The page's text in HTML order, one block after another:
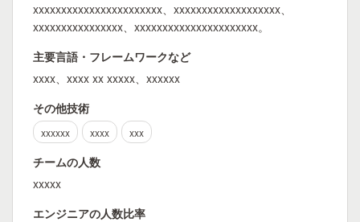
xxxxxxxxxxxxxxxxxxxxxxx、xxxxxxxxxxxxxxxxxxx、
xxxxxxxxxxxxxxxx、xxxxxxxxxxxxxxxxxxxxxx。
主要言語・フレームワークなど
xxxx、xxxx xx xxxxx、xxxxxx
その他技術
xxxxxx xxxx xxx
チームの人数
xxxxx
エンジニアの人数比率